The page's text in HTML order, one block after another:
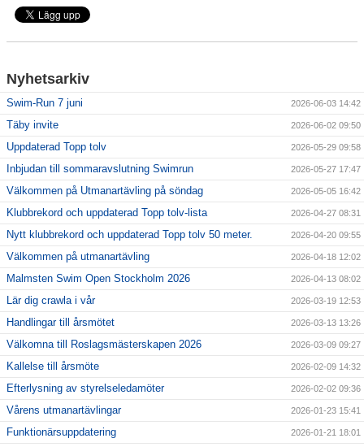
Våra tävlingar
Klubbkollektion
Nyhetsarkiv
Swim-Run 7 juni 2026-06-03 14:42
Täby invite 2026-06-02 09:50
Uppdaterad Topp tolv 2026-05-29 09:58
Inbjudan till sommaravslutning Swimrun 2026-05-27 17:47
Välkommen på Utmanartävling på söndag 2026-05-05 16:42
Klubbrekord och uppdaterad Topp tolv-lista 2026-04-27 08:31
Nytt klubbrekord och uppdaterad Topp tolv 50 meter. 2026-04-20 09:55
Välkommen på utmanartävling 2026-04-18 12:02
Malmsten Swim Open Stockholm 2026 2026-04-13 08:02
Lär dig crawla i vår 2026-03-19 12:53
Handlingar till årsmötet 2026-03-13 13:26
Välkomna till Roslagsmästerskapen 2026 2026-03-09 09:27
Kallelse till årsmöte 2026-02-09 14:32
Efterlysning av styrelseledamöter 2026-02-02 09:36
Vårens utmanartävlingar 2026-01-23 15:41
Funktionärsuppdatering 2026-01-21 18:01